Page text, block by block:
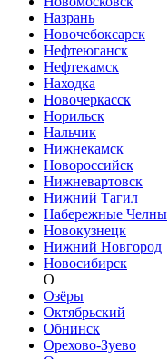
Назрань
Новочебоксарск
Нефтеюганск
Нефтекамск
Находка
Новочеркасск
Норильск
Нальчик
Нижнекамск
Новороссийск
Нижневартовск
Нижний Тагил
Набережные Челны
Новокузнецк
Нижний Новгород
Новосибирск
О
Озёры
Октябрьский
Обнинск
Орехово-Зуево